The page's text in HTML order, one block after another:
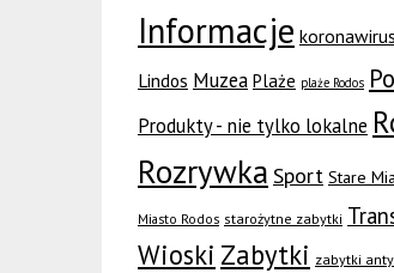
Informacje koronawirus
Lindos Muzea Plaże plaże Rodos
Produkty - nie tylko lokalne
Rozrywka Sport Stare
Miasto Rodos starożytne zabytki
Wioski Zabytki zabytki